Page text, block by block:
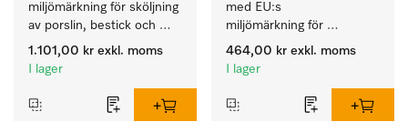
miljömärkning för sköljning
av porslin, bestick och
glas.
1.101,00 kr exkl. moms
I lager
med EU:s
miljömärkning för
rengöring av mycket
smutsigt porslin, bestick
464,00 kr exkl. moms
I lager